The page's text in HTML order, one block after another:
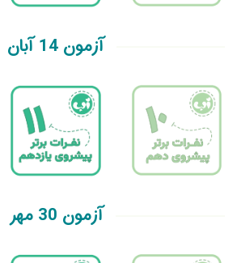
آزمون 14 آبان
آزمون 30 مهر